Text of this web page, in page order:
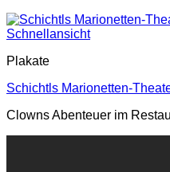
Schnellansicht
Plakate
Schichtls Marionetten-
Clowns Abenteuer im